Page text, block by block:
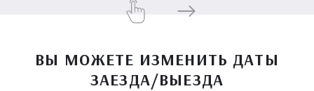
ВЫ МОЖЕТЕ ИЗМЕНИТЬ ДАТЫ
ЗАЕЗДА/ВЫЕЗДА